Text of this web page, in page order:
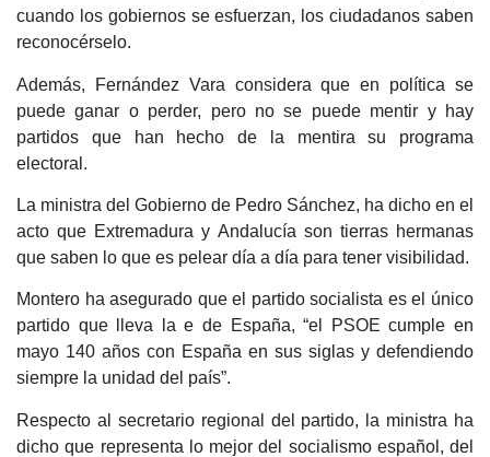
cuando los gobiernos se esfuerzan, los ciudadanos saben
reconocérselo.
Además, Fernández Vara considera que en política se
puede ganar o perder, pero no se puede mentir y hay
partidos que han hecho de la mentira su programa
electoral.
La ministra del Gobierno de Pedro Sánchez, ha dicho en el
acto que Extremadura y Andalucía son tierras hermanas
que saben lo que es pelear día a día para tener visibilidad.
Montero ha asegurado que el partido socialista es el único
partido que lleva la e de España, “el PSOE cumple en
mayo 140 años con España en sus siglas y defendiendo
siempre la unidad del país”.
Respecto al secretario regional del partido, la ministra ha
dicho que representa lo mejor del socialismo español, del